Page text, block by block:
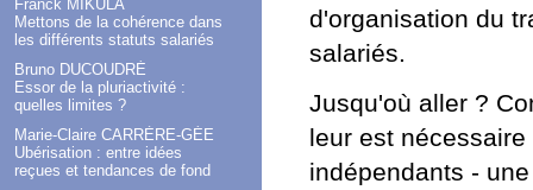
Franck MIKULA
Mettons de la cohérence dans
les différents statuts salariés
Bruno DUCOUDRÉ
Essor de la pluriactivité :
quelles limites ?
Marie-Claire CARRÈRE-GÉE
Ubérisation : entre idées
reçues et tendances de fond
d'organisation du
salariés.
Jusqu'où aller ?
leur est
indépendants -